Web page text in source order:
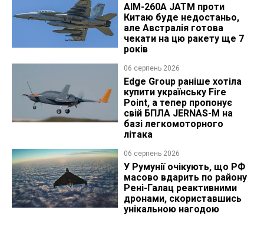
AIM-260A JATM проти
Китаю буде недостаньо,
але Австралія готова
чекати на цю ракету ще 7
років
06 серпень 2026
Edge Group раніше хотіла
купити українську Fire
Point, а тепер пропонує
свій БПЛА JERNAS-M на
базі легкомоторного
літака
06 серпень 2026
У Румунії очікують, що РФ
масово вдарить по району
Рені-Галац реактивними
дронами, скориставшись
унікальною нагодою